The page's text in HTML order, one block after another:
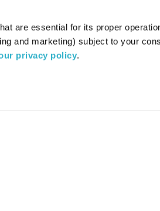
are essential for its proper
and marketing) subject to your
privacy policy.